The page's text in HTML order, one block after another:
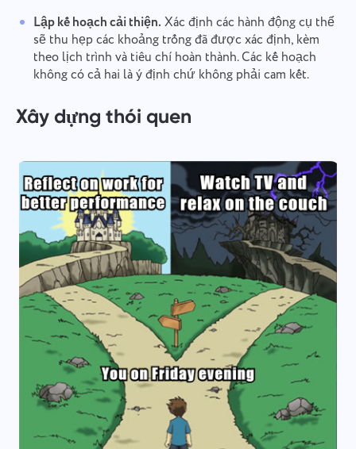
Lập kế hoạch cải thiện. Xác định các hành động cụ thể
sẽ thu hẹp các khoảng trống đã được xác định, kèm
theo lịch trình và tiêu chí hoàn thành. Các kế hoạch
không có cả hai là ý định chứ không phải cam kết.
Xây dựng thói quen